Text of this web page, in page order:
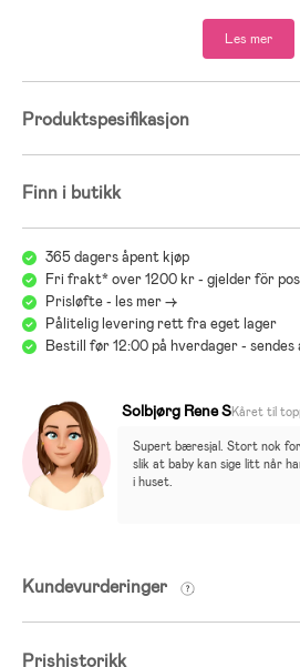
- Testvinner hos Best-i-Test i 2022.
Les mer
Produktspesifikasjon
Finn i butikk
365 dagers åpent kjøp
Fri frakt* over 1200 kr - gjelder för
Prisløfte - les mer ->
Pålitelig levering rett fra eget lager
Bestill før 12:00 på hverdager - sendes
Solbjørg Rene SKåret til
Supert bæresjal. Stort nok
slik at baby kan sige litt når
i huset.
Kundevurderinger
Prishistorikk